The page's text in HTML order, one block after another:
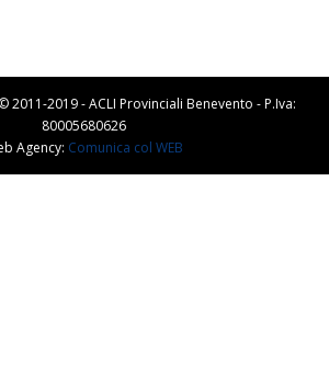
2019 - ACLI Provinciali Benevento - P.Iva:
80005680626
Agency: Comunica col WEB